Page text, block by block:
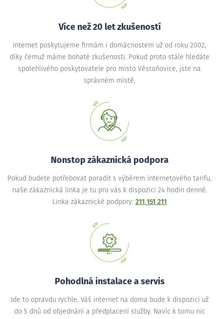
Více než 20 let zkušeností
Internet poskytujeme firmám i domácnostem už od roku 2002,
díky čemuž máme bohaté zkušenosti. Pokud proto stále hledáte
spolehlivého poskytovatele pro místo Věstoňovice, jste na
správném místě.
Nonstop zákaznická podpora
Pokud budete potřebovat poradit s výběrem internetového tarifu,
naše zákaznická linka je tu pro vás k dispozici 24 hodin denně.
Linka zákaznické podpory: 211 151 211
Pohodlná instalace a servis
Jde to opravdu rychle. Váš internet na doma bude k dispozici už
do 5 dnů od objednání a předplacení služby. Navíc k tomu nic